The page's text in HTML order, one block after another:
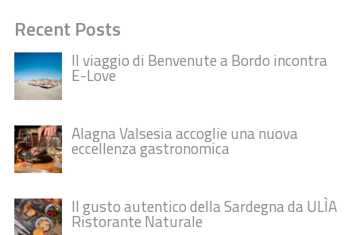
Recent Posts
Il viaggio di Benvenute a Bordo incontra
E-Love
Alagna Valsesia accoglie una nuova
eccellenza gastronomica
Il gusto autentico della Sardegna da ULÌA
Ristorante Naturale